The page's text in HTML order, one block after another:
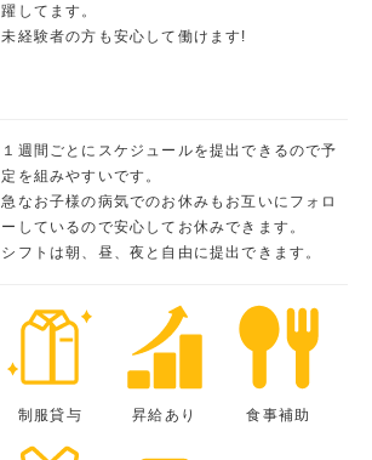
躍してます。
未経験者の方も安心して働けます!
１週間ごとにスケジュールを提出できるので予
定を組みやすいです。
急なお子様の病気でのお休みもお互いにフォロ
ーしているので安心してお休みできます。
シフトは朝、昼、夜と自由に提出できます。
制服貸与 昇給あり 食事補助